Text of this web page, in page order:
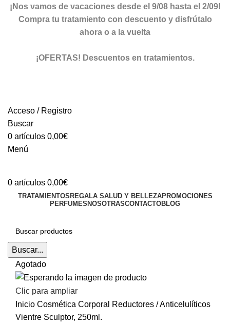
¡Nos vamos de vacaciones desde el 9/08 hasta el 2/09!
Compra tu tratamiento con descuento y disfrútalo
ahora o a la vuelta
¡OFERTAS! Descuentos en tratamientos.
Acceso / Registro
Buscar
0 artículos 0,00€
Menú
0 artículos 0,00€
TRATAMIENTOSREGALA SALUD Y BELLEZAPROMOCIONES
PERFUMESNOSOTRASCONTACTOBLOG
Buscar...
Agotado
Clic para ampliar
Inicio Cosmética Corporal
Reductores / Anticelulíticos
Vientre Sculptor, 250ml.